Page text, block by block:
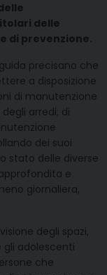
delle
di prevenzione.
precisano che
a disposizione
di manutenzione
arredi; di
dei suoi
stato delle diverse
e
giornaliera,
degli spazi,
adolescenti
che